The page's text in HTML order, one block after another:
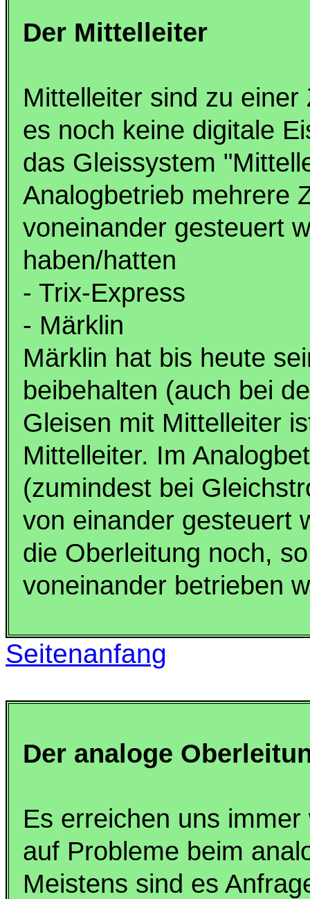
Der Mittelleiter
Mittelleiter sind zu
es noch keine digitale
das Gleissystem
Analogbetrieb mehrere
voneinander gesteuert
haben/hatten
- Trix-Express
- Märklin
Märklin hat bis heute
beibehalten (auch bei
Gleisen mit Mittelleiter
Mittelleiter. Im
(zumindest bei
von einander gesteuert
die Oberleitung noch,
voneinander betrieben
Seitenanfang
Der analoge
Es erreichen uns
auf Probleme beim
Meistens sind es